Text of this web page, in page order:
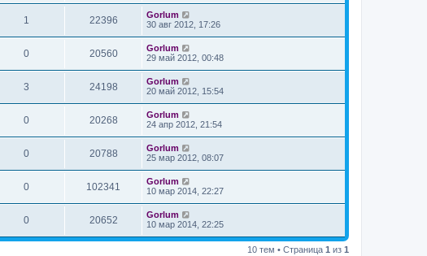
1 22396
Gorlum
30 авг 2012, 17:26
0 20560
Gorlum
29 май 2012, 00:48
3 24198
Gorlum
20 май 2012, 15:54
0 20268
Gorlum
24 апр 2012, 21:54
0 20788
Gorlum
25 мар 2012, 08:07
0 102341
Gorlum
10 мар 2014, 22:27
0 20652
Gorlum
10 мар 2014, 22:25
10 тем • Страница 1 из 1